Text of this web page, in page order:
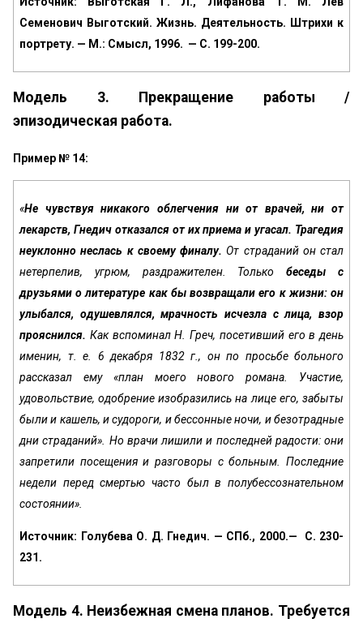
Семенович Выготский. Жизнь. Деятельность. Штрихи к
портрету. — М.: Смысл, 1996. — С. 199-200.
Модель 3. Прекращение работы /
эпизодическая работа.
Пример № 14:
«Не чувствуя никакого облегчения ни от врачей, ни от
лекарств, Гнедич отказался от их приема и угасал. Трагедия
неуклонно неслась к своему фи­налу. От страданий он стал
нетерпелив, угрюм, раздражителен. Толькобеседы с
друзьями о лите­ратуре как бы возвращали его к жизни: он
улыбал­ся, одушевлялся, мрачность исчезла с лица, взор
прояснился. Как вспоминал Н. Греч, посетивший его в день
именин, т. е. 6 декабря 1832 г., он по просьбе больного
рассказал ему «план моего нового рома­на. Участие,
удовольствие, одобрение изобрази­лись на лице его, забыты
были и кашель, и судоро­ги, и бессонные ночи, и безотрадные
дни страда­ний». Но врачи лишили и последней радости: они
запретили посещения и разговоры с больным. Последние
недели перед смертью часто был в полубессознательном
состоянии».
Источник: Голубева О. Д. Гнедич. — СПб., 2000.— С. 230-
231.
Модель 4. Неизбежная смена планов. Требуется